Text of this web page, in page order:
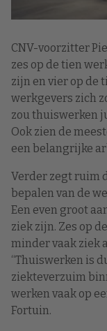
CNV-voorzitter
zes op de tien
zijn en vier op de
werkgevers zich
zou thuiswerken
Ook zien de
een belangrijke
Verder zegt ruim
bepalen van de
Een even groot
ziek zijn. Zes op
minder vaak ziek
“Thuiswerken is
ziekteverzuim
werken vaak op
Fortuin.